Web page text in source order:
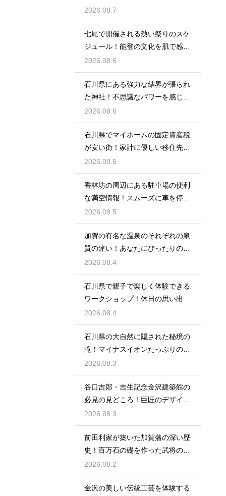
の迫力
2026.08.7
七尾で開催される熱い祭りのスケ
ジュール！能登の文化を肌で感じ
る体験
2026.08.6
石川県にある強力な結界が張られ
た神社！不思議なパワーを感じる
神秘の地
2026.08.6
石川県でマイホームの固定資産税
が安い街！家計に優しい移住先の
選び方
2026.08.5
香林坊の周辺にある駐車場の便利
な満空情報！スムーズに車を停め
る裏技
2026.08.5
加賀の有名な温泉のそれぞれの泉
質の違い！あなたにぴったりの名
湯を探す
2026.08.4
石川県で親子で楽しく体験できる
ワークショップ！休日の思い出作
りに最適
2026.08.4
石川県の大自然に隠された秘境の
滝！マイナスイオンたっぷりの癒
やし空間
2026.08.3
谷口吉郎・吉生記念金沢建築館の
必見の見どころ！巨匠のデザイン
の神髄
2026.08.3
前田利家が築いた加賀藩の深い歴
史！百万石の礎を作った武将の生
涯に迫る
2026.08.2
金沢の美しい伝統工芸を体験する